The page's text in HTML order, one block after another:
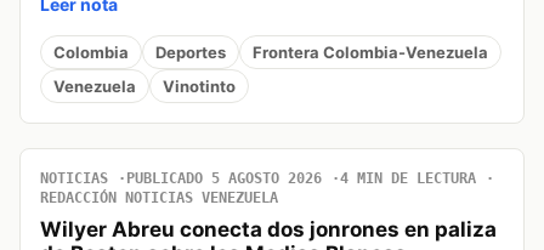
Leer nota
Colombia Deportes
Frontera Colombia-Venezuela
Venezuela
Vinotinto
NOTICIAS PUBLICADO 5 AGOSTO 2026
4 MIN DE LECTURA
REDACCIÓN NOTICIAS VENEZUELA
Wilyer Abreu conecta dos jonrones en paliza